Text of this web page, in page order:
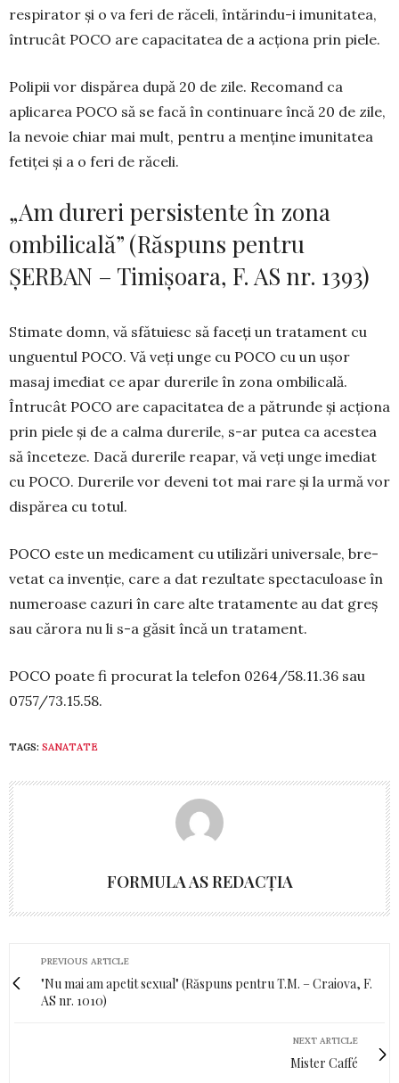
respirator și o va feri de răceli, întărin­du-i imunitatea,
întrucât POCO are capacitatea de a acționa prin piele.
Polipii vor dispărea după 20 de zile. Recomand ca
aplicarea POCO să se facă în continuare încă 20 de zile,
la nevoie chiar mai mult, pentru a menține imunitatea
fetiței și a o feri de răceli.
„Am dureri persistente în zona
ombilicală” (Răspuns pentru
ȘERBAN – Timișoara, F. AS nr. 1393)
Stimate domn, vă sfătuiesc să faceți un trata­ment cu
unguentul POCO. Vă veți unge cu POCO cu un ușor
masaj imediat ce apar durerile în zona om­bilicală.
Întrucât POCO are capacitatea de a pătrunde și acționa
prin piele și de a calma durerile, s-ar putea ca aces­tea
să înceteze. Dacă durerile reapar, vă veți unge ime­diat
cu POCO. Durerile vor de­veni tot mai rare și la urmă vor
dis­părea cu totul.
POCO este un me­dica­ment cu utili­zări universale, bre­
ve­tat ca invenție, care a dat rezultate specta­cu­loase în
numeroa­se ca­zuri în care alte tra­ta­mente au dat greș
sau cărora nu li s-a găsit încă un trata­ment.
POCO poate fi procurat la telefon 0264/58.11.36 sau
0757/73.15.58.
TAGS: SANATATE
FORMULA AS REDACȚIA
PREVIOUS ARTICLE
"Nu mai am apetit sexual" (Răspuns pentru T.M. – Craiova, F.
AS nr. 1010)
NEXT ARTICLE
Mister Caffé